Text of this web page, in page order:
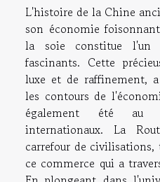
L'histoire de la Chine
son économie
la soie constitue l'un
fascinants. Cette
luxe et de raffinement,
les contours de
également été au
internationaux. La
carrefour de
ce commerce qui a